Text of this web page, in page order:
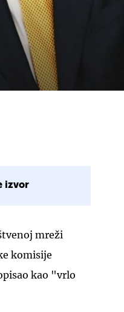
izvor
mreži
komisije
kao "vrlo